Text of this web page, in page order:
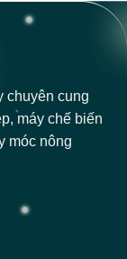
chuyên cung
máy chế biến
móc nông